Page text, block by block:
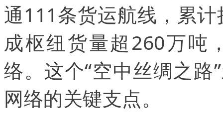
通111条货运航线，累
成枢纽货量超260万吨
络。这个“空中丝绸之
网络的关键支点。